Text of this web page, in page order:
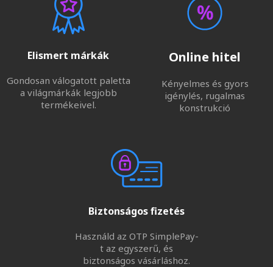
Elismert márkák
Gondosan válogatott paletta
a világmárkák legjobb
termékeivel.
Online hitel
Kényelmes és gyors
igénylés, rugalmas
konstrukció
Biztonságos fizetés
Használd az OTP SimplePay-
t az egyszerű, és
biztonságos vásárláshoz.